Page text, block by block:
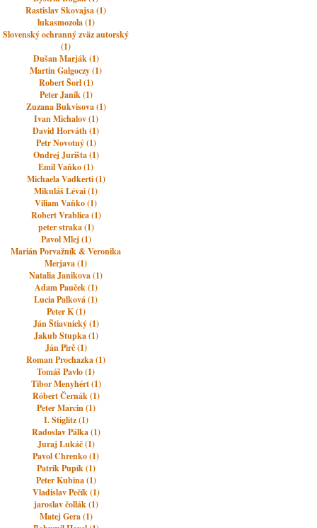
Rastislav Skovajsa (1)
lukasmozola (1)
Slovenský ochranný zväz autorský
(1)
Dušan Marják (1)
Martin Galgoczy (1)
Robert Šorl (1)
Peter Janík (1)
Zuzana Bukvisova (1)
Ivan Michalov (1)
David Horváth (1)
Petr Novotný (1)
Ondrej Jurišta (1)
Emil Vaňko (1)
Michaela Vadkerti (1)
Mikuláš Lévai (1)
Viliam Vaňko (1)
Robert Vrablica (1)
peter straka (1)
Pavol Mlej (1)
Marián Porvažník & Veronika
Merjava (1)
Natalia Janikova (1)
Adam Pauček (1)
Lucia Palková (1)
Peter K (1)
Ján Štiavnický (1)
Jakub Stupka (1)
Ján Pirč (1)
Roman Prochazka (1)
Tomáš Pavlo (1)
Tibor Menyhért (1)
Róbert Černák (1)
Peter Marcin (1)
I. Stiglitz (1)
Radoslav Pálka (1)
Juraj Lukáč (1)
Pavol Chrenko (1)
Patrik Pupík (1)
Peter Kubina (1)
Vladislav Pečík (1)
jaroslav čollák (1)
Matej Gera (1)